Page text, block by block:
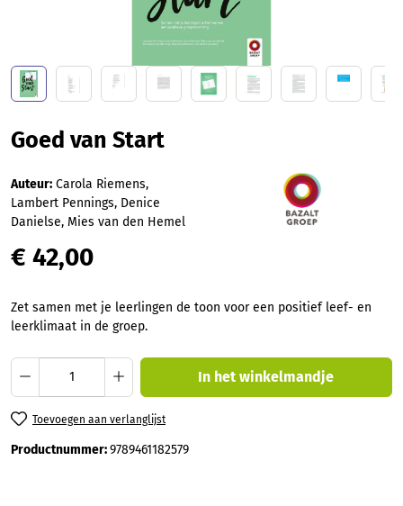
Goed van Start
Auteur: Carola Riemens,
Lambert Pennings, Denice
Danielse, Mies van den Hemel
€ 42,00
Zet samen met je leerlingen de toon voor een positief leef- en
leerklimaat in de groep.
Producthoeveelheid: Voer de gewenste
In het winkelmandje
Toevoegen aan verlanglijst
Productnummer:9789461182579